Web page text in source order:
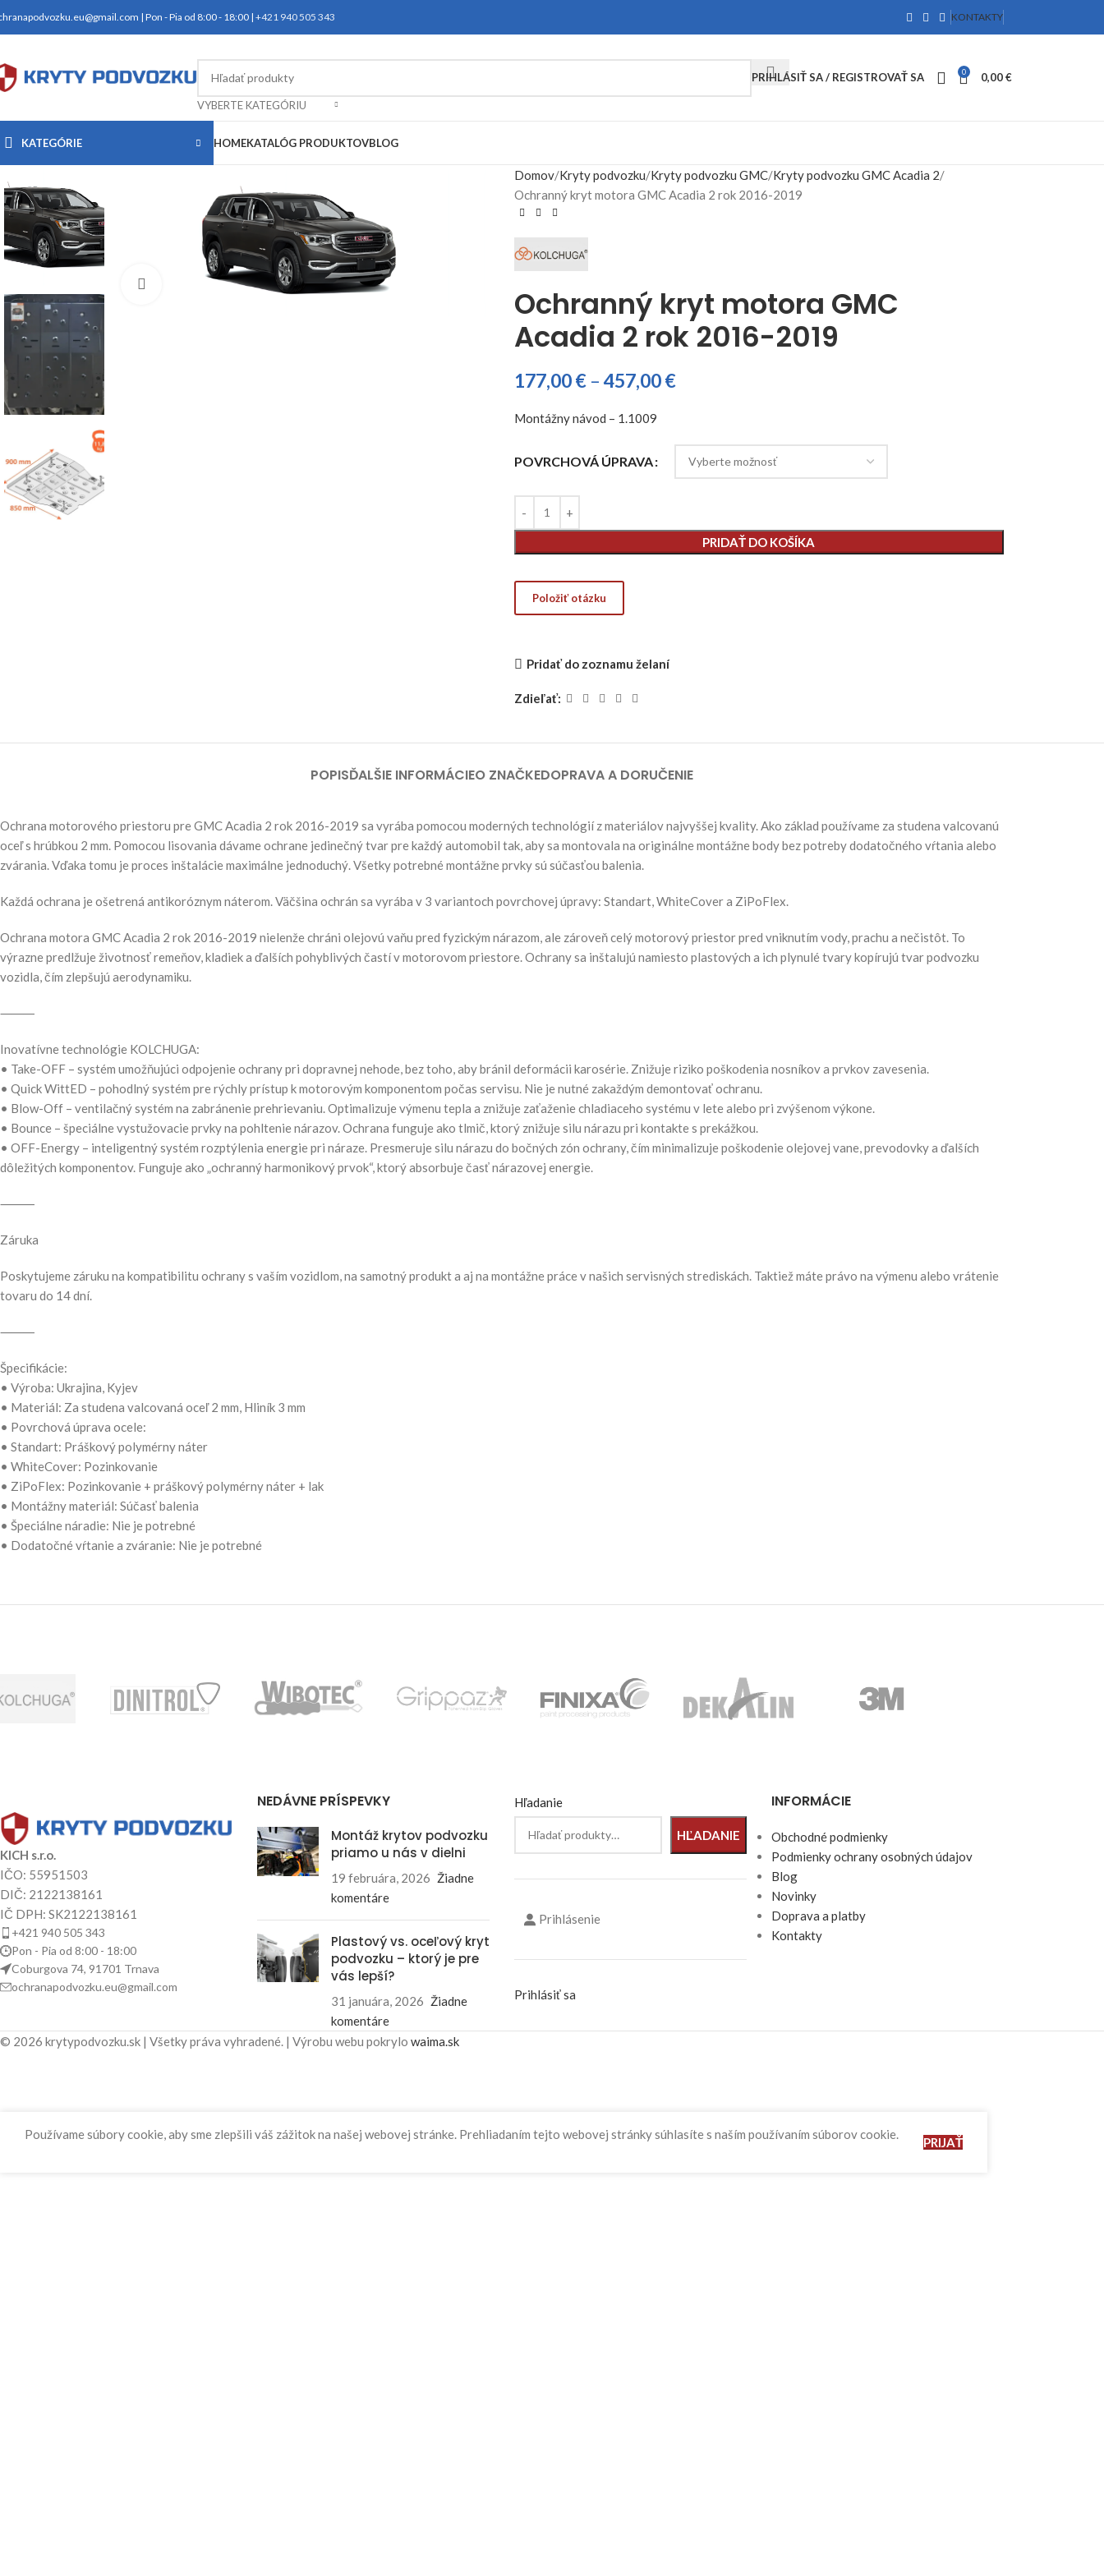
| Pon - Pia od 8:00 - 18:00 | +421 940 505 343 KONTAKTY
VYBERTE KATEGÓRIU
PRIHLÁSIŤ SA / REGISTROVAŤ SA 0 0,00€
KATEGÓRIE HOMEKATALÓG PRODUKTOVBLOG
Kliknite pre zväčšenie
Domov Kryty podvozku Kryty podvozku GMC Kryty podvozku GMC Acadia 2
Ochranný kryt motora GMC Acadia 2 rok 2016-2019
Ochranný kryt motora GMC
Acadia 2 rok 2016-2019
177,00€ – 457,00€
Montážny návod – 1.1009
POVRCHOVÁ ÚPRAVA
PRIDAŤ DO KOŠÍKA
Pridať do zoznamu želaní
Zdieľať:
POPISĎALŠIE INFORMÁCIEO ZNAČKEDOPRAVA A DORUČENIE
Ochrana motorového priestoru pre GMC Acadia 2 rok 2016-2019 sa vyrába pomocou moderných technológií z materiálov najvyššej kvality. Ako základ používame za studena valcovanú
oceľ s hrúbkou 2 mm. Pomocou lisovania dávame ochrane jedinečný tvar pre každý automobil tak, aby sa montovala na originálne montážne body bez potreby dodatočného vŕtania alebo
zvárania. Vďaka tomu je proces inštalácie maximálne jednoduchý. Všetky potrebné montážne prvky sú súčasťou balenia.
Každá ochrana je ošetrená antikoróznym náterom. Väčšina ochrán sa vyrába v 3 variantoch povrchovej úpravy: Standart, WhiteCover a ZiPoFlex.
Ochrana motora GMC Acadia 2 rok 2016-2019 nielenže chráni olejovú vaňu pred fyzickým nárazom, ale zároveň celý motorový priestor pred vniknutím vody, prachu a nečistôt. To
výrazne predlžuje životnosť remeňov, kladiek a ďalších pohyblivých častí v motorovom priestore. Ochrany sa inštalujú namiesto plastových a ich plynulé tvary kopírujú tvar podvozku
vozidla, čím zlepšujú aerodynamiku.
⸻
Inovatívne technológie KOLCHUGA:
• Take-OFF – systém umožňujúci odpojenie ochrany pri dopravnej nehode, bez toho, aby bránil deformácii karosérie. Znižuje riziko poškodenia nosníkov a prvkov zavesenia.
• Quick WittED – pohodlný systém pre rýchly prístup k motorovým komponentom počas servisu. Nie je nutné zakaždým demontovať ochranu.
• Blow-Off – ventilačný systém na zabránenie prehrievaniu. Optimalizuje výmenu tepla a znižuje zaťaženie chladiaceho systému v lete alebo pri zvýšenom výkone.
• Bounce – špeciálne vystužovacie prvky na pohltenie nárazov. Ochrana funguje ako tlmič, ktorý znižuje silu nárazu pri kontakte s prekážkou.
• OFF-Energy – inteligentný systém rozptýlenia energie pri náraze. Presmeruje silu nárazu do bočných zón ochrany, čím minimalizuje poškodenie olejovej vane, prevodovky a ďalších
dôležitých komponentov. Funguje ako „ochranný harmonikový prvok“, ktorý absorbuje časť nárazovej energie.
⸻
Záruka
Poskytujeme záruku na kompatibilitu ochrany s vaším vozidlom, na samotný produkt a aj na montážne práce v našich servisných strediskách. Taktiež máte právo na výmenu alebo vrátenie
tovaru do 14 dní.
⸻
Špecifikácie:
• Výroba: Ukrajina, Kyjev
• Materiál: Za studena valcovaná oceľ 2 mm, Hliník 3 mm
• Povrchová úprava ocele:
• Standart: Práškový polymérny náter
• WhiteCover: Pozinkovanie
• ZiPoFlex: Pozinkovanie + práškový polymérny náter + lak
• Montážny materiál: Súčasť balenia
• Špeciálne náradie: Nie je potrebné
• Dodatočné vŕtanie a zváranie: Nie je potrebné
KICH s.r.o.
IČO: 55951503
DIČ: 2122138161
IČ DPH: SK2122138161
+421 940 505 343
Pon - Pia od 8:00 - 18:00
Coburgova 74, 91701 Trnava
ochranapodvozku.eu@gmail.com
NEDÁVNE PRÍSPEVKY
Montáž krytov podvozku
priamo u nás v dielni
19 februára, 2026 Žiadne
komentáre
Plastový vs. oceľový kryt
podvozku – ktorý je pre
vás lepší?
31 januára, 2026 Žiadne
komentáre
Hľadanie
HĽADANIE
Prihlásenie
Prihlásiť sa
INFORMÁCIE
Obchodné podmienky
Podmienky ochrany osobných údajov
Blog
Novinky
Doprava a platby
Kontakty
© 2026 krytypodvozku.sk | Všetky práva vyhradené. | Výrobu webu pokrylo waima.sk
Používame súbory cookie, aby sme zlepšili váš zážitok na našej webovej stránke. Prehliadaním tejto webovej stránky súhlasíte s naším používaním súborov cookie.
PRIJAŤ